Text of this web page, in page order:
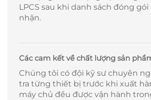
LPCS sau khi danh sách đóng
nhận.
Các cam kết về chất lượng sản
Chúng tôi có đội kỹ sư chuyên
tra từng thiết bị trước khi xuất
máy chủ đều được vận hành